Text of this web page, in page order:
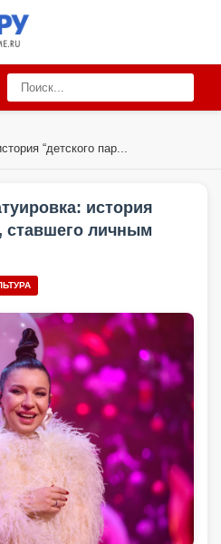
“детского пар...
история
ставшего личным